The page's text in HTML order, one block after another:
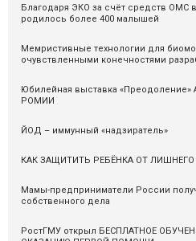
Благодаря ЭКО за счёт средств ОМС
родилось более 400 малышей
Мемристивные технологии для
очувствленными конечностями
Юбилейная выставка «Преодоление»
РОМИИ
ЙОД – иммунный «надзиратель»
КАК ЗАЩИТИТЬ РЕБЁНКА ОТ ЛИШНЕГО
Мамы-предприниматели России
собственного дела
РостГМУ открыл БЕСПЛАТНОЕ